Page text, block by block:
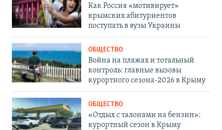
Как Россия «мотивирует»
крымских абитуриентов
поступать в вузы Украины
ОБЩЕСТВО
Война на пляжах и тотальный
контроль: главные вызовы
курортного сезона-2026 в Крыму
ОБЩЕСТВО
«Отдых с талонами на бензин»:
курортный сезон в Крыму